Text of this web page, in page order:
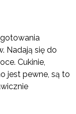
Nadają się do
Cukinie,
jest pewne, są to